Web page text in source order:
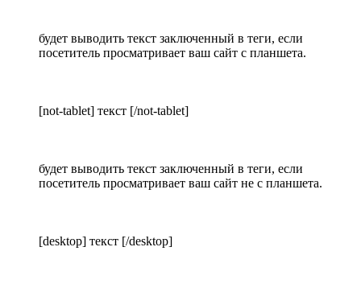
будет выводить текст заключенный в теги, если
посетитель просматривает ваш сайт с планшета.
[not-tablet] текст [/not-tablet]
будет выводить текст заключенный в теги, если
посетитель просматривает ваш сайт не с планшета.
[desktop] текст [/desktop]